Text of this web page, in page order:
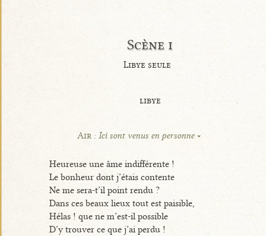
Scène i
Libye seule
libye
Air : Ici sont venus en personne
Heureuse une âme indifférente !
Le bonheur dont j’étais contente
Ne me sera-t’il point rendu ?
Dans ces beaux lieux tout est paisible,
Hélas ! que ne m’est-il possible
D’y trouver ce que j’ai perdu !